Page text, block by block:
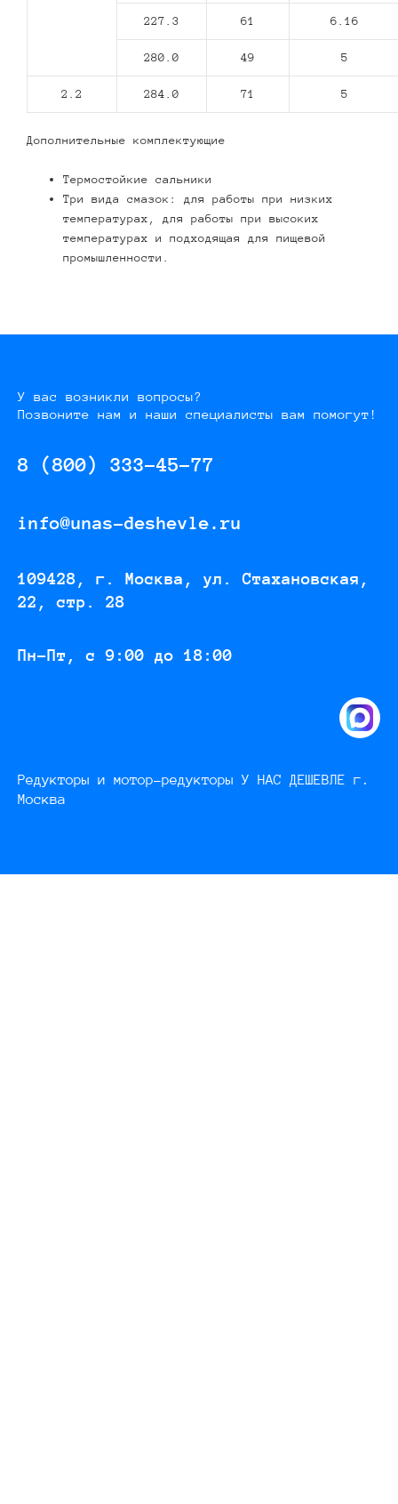
227.3 61 6.16
280.0 49 5
2.2 284.0 71 5
Дополнительные комплектующие
Термостойкие сальники
Три вида смазок: для работы при низких
температурах, для работы при высоких
температурах и подходящая для пищевой
промышленности.
У вас возникли вопросы?
Позвоните нам и наши специалисты вам помогут!
8 (800) 333-45-77
info@unas-deshevle.ru
109428, г. Москва, ул. Стахановская,
22, стр. 28
Пн-Пт, с 9:00 до 18:00
Редукторы и мотор-редукторы У НАС ДЕШЕВЛЕ г.
Москва